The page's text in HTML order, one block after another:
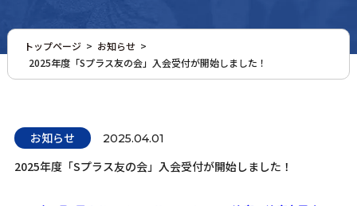
トップページ > お知らせ>
2025年度「Sプラス友の会」入会受付が開始しました！
お知らせ 2025.04.01
2025年度「Sプラス友の会」入会受付が開始しました！